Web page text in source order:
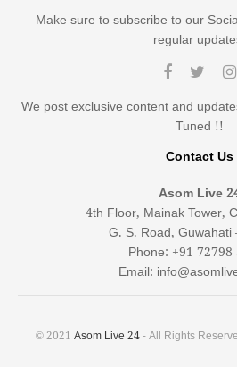
Make sure to subscribe to our
regular
We post exclusive content and
Tuned !!
Contact Us
Asom Live
4th Floor, Mainak Tower,
G. S. Road, Guwahati
Phone: +91 72798
Email:
© 2021 Asom Live 24- All Rights